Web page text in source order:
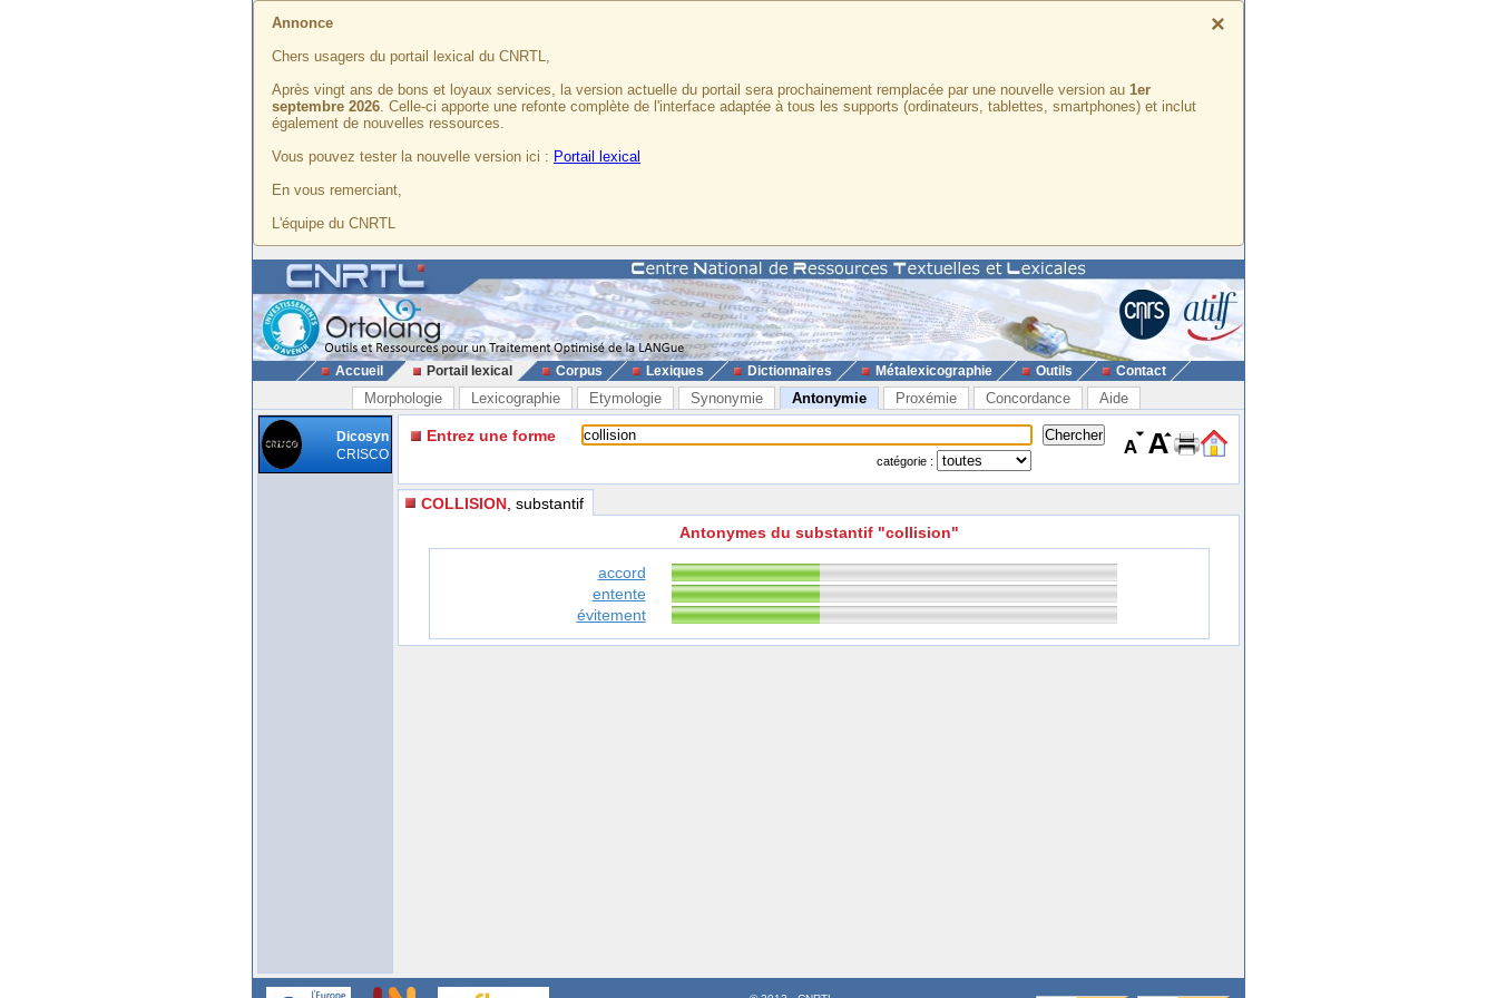
×
Annonce
Chers usagers du portail lexical du CNRTL,
Après vingt ans de bons et loyaux services, la version actuelle du portail sera prochainement remplacée par une nouvelle version au 1er
septembre 2026. Celle-ci apporte une refonte complète de l'interface adaptée à tous les supports (ordinateurs, tablettes, smartphones) et inclut
également de nouvelles ressources.
Vous pouvez tester la nouvelle version ici : Portail lexical
En vous remerciant,
L'équipe du CNRTL
Accueil Portail lexical Corpus Lexiques Dictionnaires Métalexicographie Outils Contact
Morphologie Lexicographie Etymologie Synonymie Antonymie Proxémie Concordance Aide
Dicosyn
CRISCO
Entrez une forme
catégorie :
COLLISION , substantif
Antonymes du substantif "collision"
accord
entente
évitement